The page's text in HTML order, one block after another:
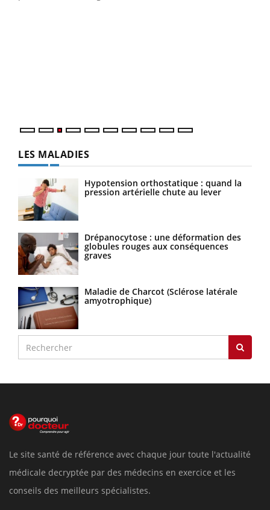
LES MALADIES
Hypotension orthostatique : quand la
pression artérielle chute au lever
Drépanocytose : une déformation des
globules rouges aux conséquences
graves
Maladie de Charcot (Sclérose latérale
amyotrophique)
Le site santé de référence avec chaque jour toute l'actualité
médicale decryptée par des médecins en exercice et les
conseils des meilleurs spécialistes.